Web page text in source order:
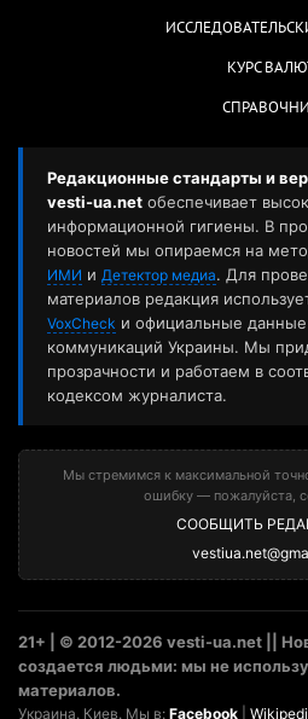
КУРС
Редакционные стандарты и
vesti-ua.net обеспечивает
информационной гигиены. В
новостей мы опираемся на
ИМИ и Детектор медиа. Для
материалов редакция
VoxCheck и официальные данные
коммуникаций Украины. Мы
прозрачности и работаем в
кодексом журналиста.
Мы стремимся к максимальной
ошибку — пожалуйста,
СООБЩИТЬ
21+ | © 2012-2026 vesti-ua.net ||
создается людьми: мы не
материалов.
Украина. Киев. Мы в: Facebook